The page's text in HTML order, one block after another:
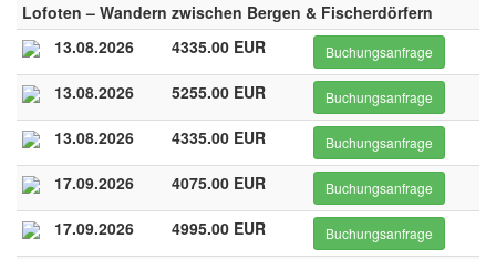
Lofoten – Wandern zwischen Bergen & Fischerdörfern
13.08.2026
4335.00 EUR Buchungsanfrage
13.08.2026 5255.00 EUR Buchungsanfrage
13.08.2026 4335.00 EUR Buchungsanfrage
17.09.2026 4075.00 EUR Buchungsanfrage
17.09.2026 4995.00 EUR Buchungsanfrage